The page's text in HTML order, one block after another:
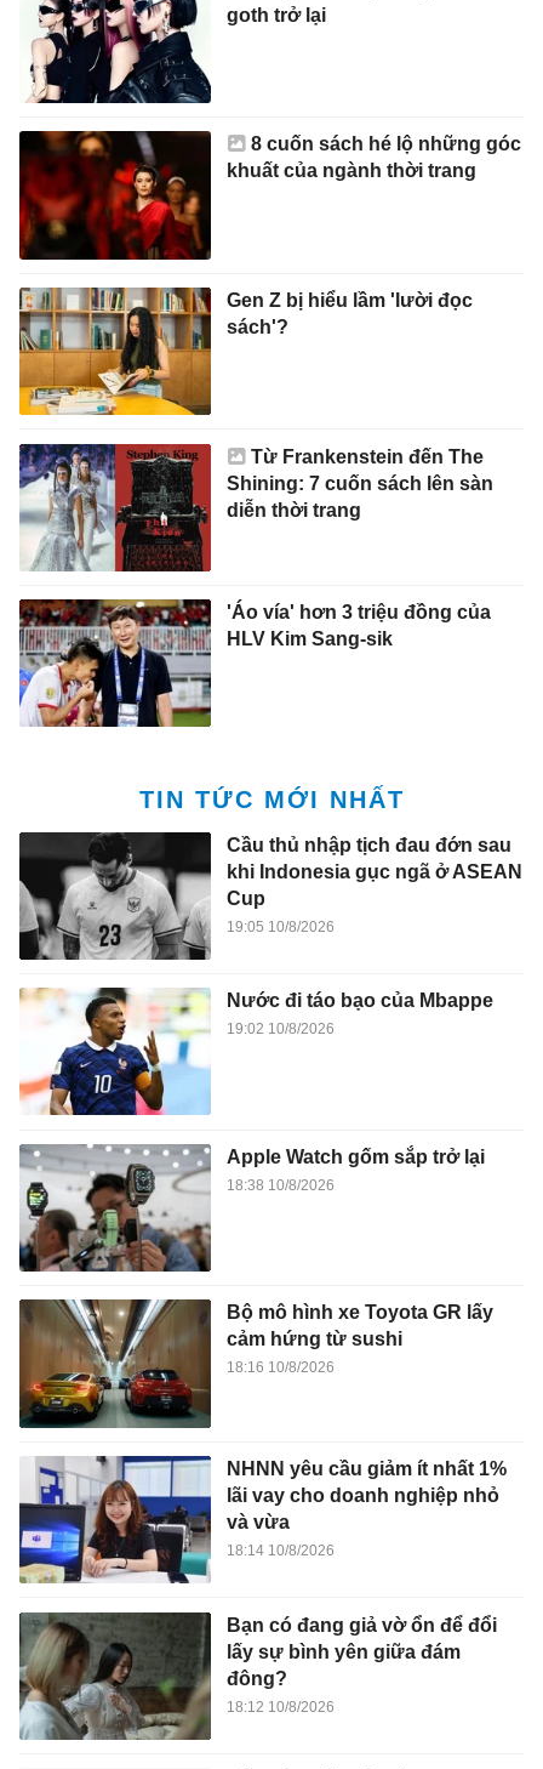
goth trở lại
8 cuốn sách hé lộ những góc
khuất của ngành thời trang
Gen Z bị hiểu lầm 'lười đọc
sách'?
Từ Frankenstein đến The
Shining: 7 cuốn sách lên sàn
diễn thời trang
'Áo vía' hơn 3 triệu đồng của
HLV Kim Sang-sik
TIN TỨC MỚI NHẤT
Cầu thủ nhập tịch đau đớn sau
khi Indonesia gục ngã ở ASEAN
Cup
19:05 10/8/2026
Nước đi táo bạo của Mbappe
19:02 10/8/2026
Apple Watch gốm sắp trở lại
18:38 10/8/2026
Bộ mô hình xe Toyota GR lấy
cảm hứng từ sushi
18:16 10/8/2026
NHNN yêu cầu giảm ít nhất 1%
lãi vay cho doanh nghiệp nhỏ
và vừa
18:14 10/8/2026
Bạn có đang giả vờ ổn để đổi
lấy sự bình yên giữa đám
đông?
18:12 10/8/2026